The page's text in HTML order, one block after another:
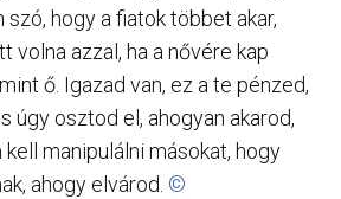
szó, hogy a fiatok többet akar,
volna azzal, ha a nővére kap
ő. Igazad van, ez a te pénzed,
úgy osztod el, ahogyan akarod,
manipulálni másokat, hogy
ahogy elvárod. ©